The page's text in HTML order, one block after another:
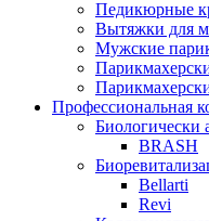
Педикюрные
Вытяжки для
Мужские
Профессиональная
Биологически
BRASH
Bellarti
Revi